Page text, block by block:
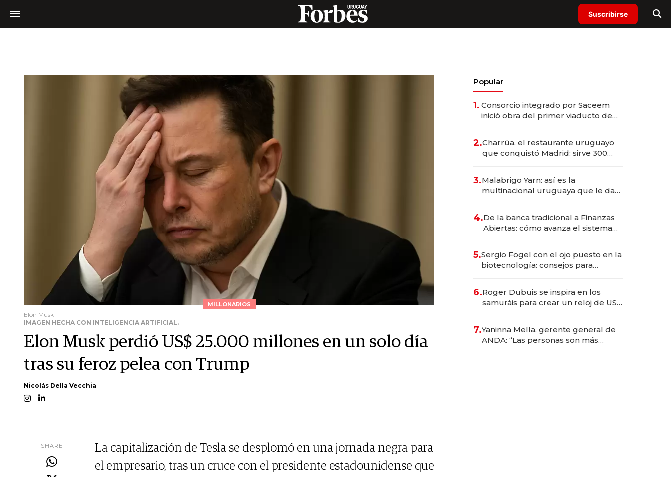
Suscribirse
MILLONARIOS
Elon Musk
IMAGEN HECHA CON INTELIGENCIA ARTIFICIAL.
Elon Musk perdió US$ 25.000 millones en un solo día
tras su feroz pelea con Trump
Nicolás Della Vecchia
SHARE
La capitalización de Tesla se desplomó en una jornada negra para
el empresario, tras un cruce con el presidente estadounidense que
Popular
1. Consorcio integrado por Saceem
inició obra del primer viaducto de
millones
2.Charrúa, el restaurante uruguayo
que conquistó Madrid: sirve 300
prepara apertura
3.Malabrigo Yarn: así es la
multinacional uruguaya que le da
4.De la banca tradicional a Finanzas
Abiertas: cómo avanza el sistema
5.Sergio Fogel con el ojo puesto en la
biotecnología: consejos para
6.Roger Dubuis se inspira en los
samuráis para crear un reloj de US$
7.Yaninna Mella, gerente general de
ANDA: “Las personas son más